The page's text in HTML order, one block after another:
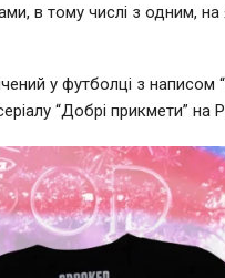
в тому числі з одним,
у футболці з написом
“Добрі прикмети” на